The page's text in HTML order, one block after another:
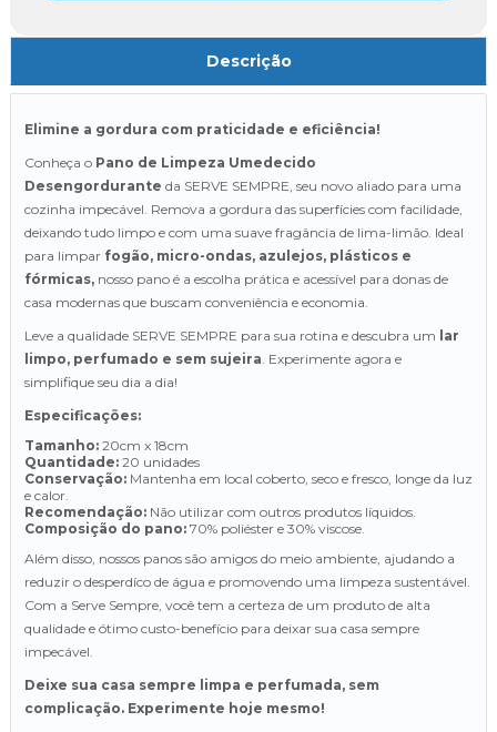
Descrição
Elimine a gordura com praticidade e eficiência!
Conheça o Pano de Limpeza Umedecido
Desengordurante da SERVE SEMPRE, seu novo aliado para uma
cozinha impecável. Remova a gordura das superfícies com facilidade,
deixando tudo limpo e com uma suave fragância de lima-limão. Ideal
para limpar fogão, micro-ondas, azulejos, plásticos e
fórmicas, nosso pano é a escolha prática e acessível para donas de
casa modernas que buscam conveniência e economia.
Leve a qualidade SERVE SEMPRE para sua rotina e descubra um lar
limpo, perfumado e sem sujeira. Experimente agora e
simplifique seu dia a dia!
Especificações:
Tamanho: 20cm x 18cm
Quantidade: 20 unidades
Conservação: Mantenha em local coberto, seco e fresco, longe da luz
e calor.
Recomendação: Não utilizar com outros produtos líquidos.
Composição do pano: 70% poliéster e 30% viscose.
Além disso, nossos panos são amigos do meio ambiente, ajudando a
reduzir o desperdíco de água e promovendo uma limpeza sustentável.
Com a Serve Sempre, você tem a certeza de um produto de alta
qualidade e ótimo custo-benefício para deixar sua casa sempre
impecável.
Deixe sua casa sempre limpa e perfumada, sem
complicação. Experimente hoje mesmo!